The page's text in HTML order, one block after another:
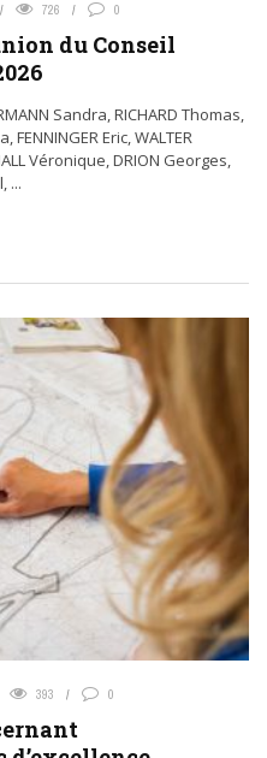
726 0
du Conseil
Sandra, RICHARD Thomas,
FENNINGER Eric, WALTER
Véronique, DRION Georges,
...
393 0